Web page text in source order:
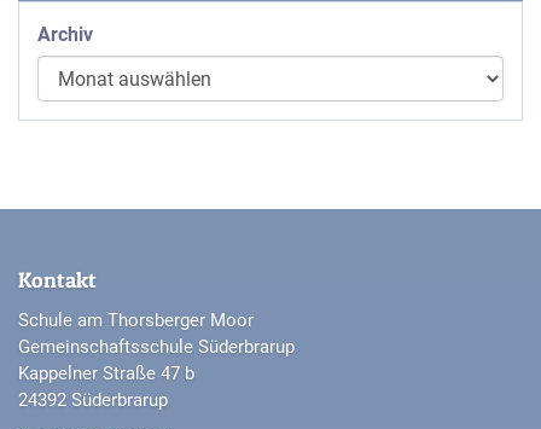
Archiv
Kontakt
Schule am Thorsberger Moor
Gemeinschaftsschule Süderbrarup
Kappelner Straße 47 b
24392 Süderbrarup